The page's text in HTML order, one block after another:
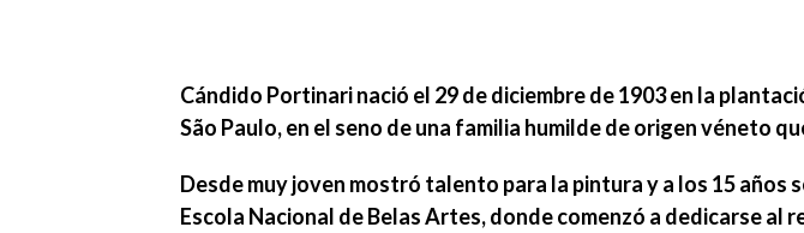
Cándido Portinarinació el 29 de diciembre de 1903en la
São Paulo, en el seno de una familia humilde de origen véneto
Desde muy joven mostró talento para la pinturay a los 15 años
Escola Nacional de Belas Artes, donde comenzó a dedicarse al